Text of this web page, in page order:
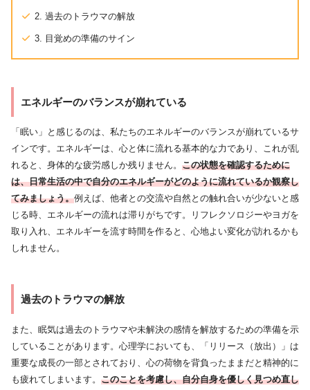
2. 過去のトラウマの解放
3. 目覚めの準備のサイン
エネルギーのバランスが崩れている
「眠い」と感じるのは、私たちのエネルギーのバランスが崩れているサ
インです。エネルギーは、心と体に流れる基本的な力であり、これが乱
れると、身体的な疲労感しか残りません。 この状態を確認するために
は、日常生活の中で自分のエネルギーがどのように流れているか観察し
てみましょう。例えば、他者との交流や自然との触れ合いが少ないと感
じる時、エネルギーの流れは滞りがちです。リフレクソロジーやヨガを
取り入れ、エネルギーを流す時間を作ると、心地よい変化が訪れるかも
しれません。
過去のトラウマの解放
また、眠気は過去のトラウマや未解決の感情を解放するための準備を示
していることがあります。心理学においても、「リリース（放出）」は
重要な成長の一部とされており、心の荷物を背負ったままだと精神的に
も疲れてしまいます。 このことを考慮し、自分自身を優しく見つめ直し